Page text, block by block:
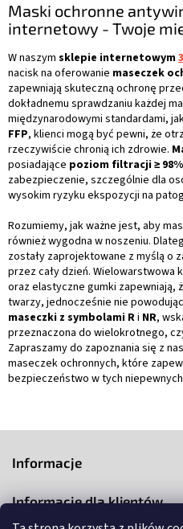
Maski ochronne
internetowy - Twoje
W naszym sklepie internetowym
nacisk na oferowanie maseczek
zapewniają skuteczną ochronę
dokładnemu sprawdzaniu każdej
międzynarodowymi standardami,
FFP, klienci mogą być pewni, że
rzeczywiście chronią ich zdrowie.
posiadające poziom filtracji ≥ 98%
zabezpieczenie, szczególnie dla
wysokim ryzyku ekspozycji na
Rozumiemy, jak ważne jest, aby
również wygodna w noszeniu.
zostały zaprojektowane z myślą o
przez cały dzień. Wielowarstwowa
oraz elastyczne gumki zapewniają,
twarzy, jednocześnie nie
maseczki z symbolami Ri NR,
przeznaczona do wielokrotnego,
Zapraszamy do zapoznania się z
maseczek ochronnych, które
bezpieczeństwo w tych
k
Informacje
Informacje dla klientów